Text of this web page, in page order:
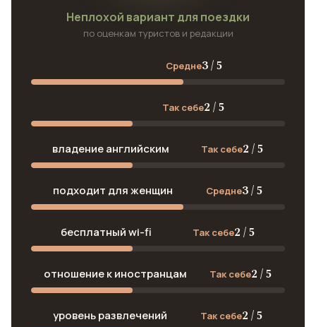
Неплохой вариант для поездки
по оценкам туристов и редакции
Средне3 / 5
Так себе2 / 5
владение английским Так себе2 / 5
подходит для женщин Средне3 / 5
бесплатный wi-fi Так себе2 / 5
отношение к иностранцам Так себе2 / 5
уровень развлечений Так себе2 / 5